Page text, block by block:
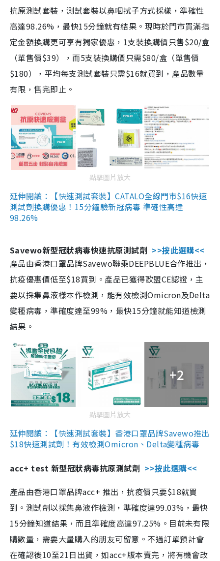
抗原測試套裝，測試套裝以鼻咽拭子方式採樣，準確性
高達98.26%，最快15分鐘就有結果。現時於門市買滿指
定金額換購更可享有獨家優惠，1支裝換購價只售$20/盒
（單售價$39），而5支裝換購價只需$80/盒（單售價
$180），平均每支測試套裝只需$16就買到，產品數量
有限，售完即止。
點擊圖片放大
延伸閱讀：【快速測試套裝】CATALO全線門市$16快速
測試劑換購優惠！15分鐘驗新冠病毒 準確性高達
98.26%
Savewo新型冠狀病毒快速抗原測試劑 >>按此選購<<
產品由香港口罩品牌Savewo聯乘DEEPBLUE合作推出，
抗疫優惠價低至$18買到。產品已獲得歐盟CE認證，主
要以採集鼻液樣本作檢測，能有效檢測Omicron及Delta
變種病毒，準確度達至99%，最快15分鐘就能知道檢測
結果。
+2
點擊圖片放大
延伸閱讀：【快速測試套裝】香港口罩品牌Savewo推出
$18快速測試劑！有效檢測Omicron、Delta變種病毒
acc+ test 新型冠狀病毒抗原測試劑 >>按此選購<<
產品由香港口罩品牌acc+ 推出，抗疫價只要$18就買
到。測試劑以採集鼻液作檢測，準確度達99.03%，最快
15分鐘知道結果，而且準確度高達97.25%。目前未有限
購數量，需要大量購入的朋友可留意。不過訂單預計會
在確認後10至21日出貨，如acc+版本賣完，將有機會改